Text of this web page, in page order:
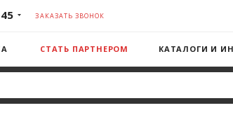
ЗАКАЗАТЬ ЗВОНОК
СТАТЬ ПАРТНЕРОМ КАТАЛОГИ И